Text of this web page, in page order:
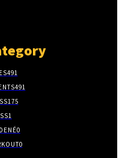
491
491
175
1
0
0